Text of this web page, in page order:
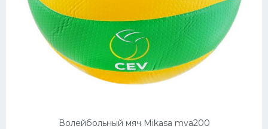
Волейбольный мяч Mikasa mva200